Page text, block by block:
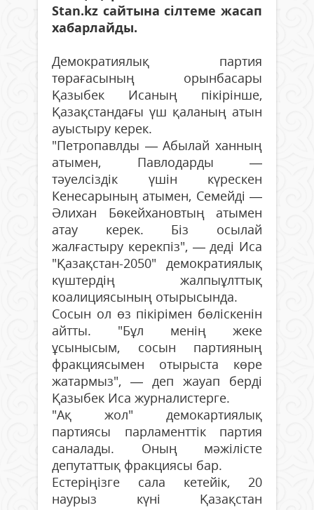
Stan.kz сайтына сілтеме жасап
хабарлайды.
Демократиялық партия
төрағасының орынбасары
Қазыбек Исаның пікірінше,
Қазақстандағы үш қаланың атын
ауыстыру керек.
"Петропавлды — Абылай ханның
атымен, Павлодарды —
тәуелсіздік үшін күрескен
Кенесарының атымен, Семейді —
Әлихан Бөкейхановтың атымен
атау керек. Біз осылай
жалғастыру керекпіз", — деді Иса
"Қазақстан-2050" демократиялық
күштердің жалпыұлттық
коалициясының отырысында.
Сосын ол өз пікірімен бөліскенін
айтты. "Бұл менің жеке
ұсынысым, сосын партияның
фракциясымен отырыста көре
жатармыз", — деп жауап берді
Қазыбек Иса журналистерге.
"Ақ жол" демокартиялық
партиясы парламенттік партия
саналады. Оның мәжілісте
депутаттық фракциясы бар.
Естеріңізге сала кетейік, 20
наурыз күні Қазақстан